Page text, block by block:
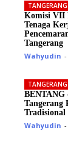
TANGERANG
Komisi VII
Tenaga
Tangerang
Wahyudin -
TANGERANG
BENTANG
Tangerang
Tradisional
Wahyudin -